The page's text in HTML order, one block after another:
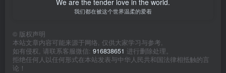
We are the tender love in the world.
我们都在被这个世界温柔的爱着
© 版权声明
本站文章内容可能来源于网络, 仅供大家学习与参考,
如有侵权, 请联系客服微信: 916838651 进行删除处理。
拒绝任何人以任何形式在本站发表与中华人民共和国法律相抵触的言
论！